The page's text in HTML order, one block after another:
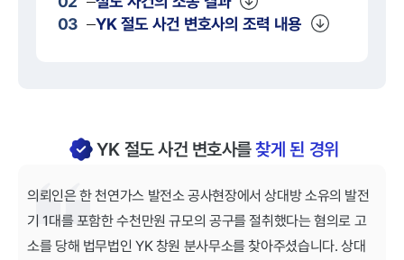
03
YK절도사건 변호사의 조력 내용
YK 절도 사건 변호사를찾게 된 경위
의뢰인은 한 천연가스 발전소 공사현장에서 상대방 소유의 발전
기 1대를 포함한 수천만원 규모의 공구를 절취했다는 혐의로 고
소를 당해 법무법인 YK 창원 분사무소를 찾아주셨습니다. 상대